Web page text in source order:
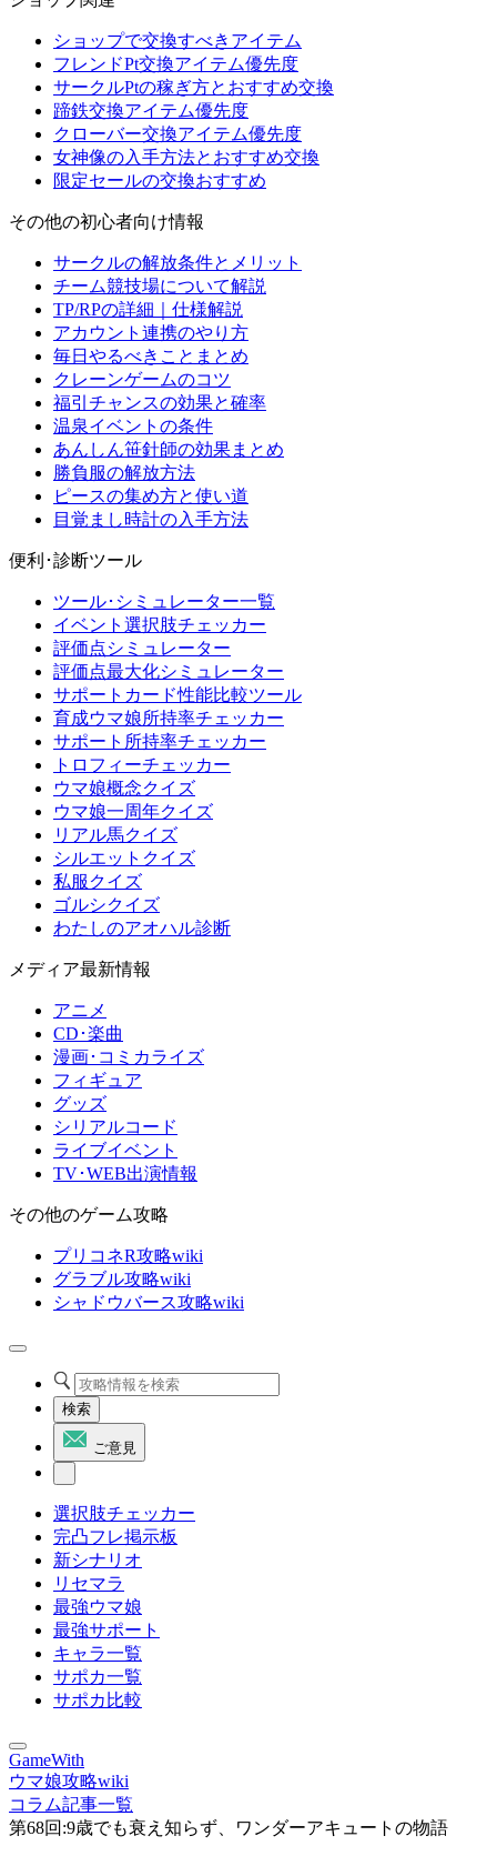
ショップで交換すべきアイテム
フレンドPt交換アイテム優先度
サークルPtの稼ぎ方とおすすめ交換
蹄鉄交換アイテム優先度
クローバー交換アイテム優先度
女神像の入手方法とおすすめ交換
限定セールの交換おすすめ
その他の初心者向け情報
サークルの解放条件とメリット
チーム競技場について解説
TP/RPの詳細｜仕様解説
アカウント連携のやり方
毎日やるべきことまとめ
クレーンゲームのコツ
福引チャンスの効果と確率
温泉イベントの条件
あんしん笹針師の効果まとめ
勝負服の解放方法
ピースの集め方と使い道
目覚まし時計の入手方法
便利･診断ツール
ツール･シミュレーター一覧
イベント選択肢チェッカー
評価点シミュレーター
評価点最大化シミュレーター
サポートカード性能比較ツール
育成ウマ娘所持率チェッカー
サポート所持率チェッカー
トロフィーチェッカー
ウマ娘概念クイズ
ウマ娘一周年クイズ
リアル馬クイズ
シルエットクイズ
私服クイズ
ゴルシクイズ
わたしのアオハル診断
メディア最新情報
アニメ
CD･楽曲
漫画･コミカライズ
フィギュア
グッズ
シリアルコード
ライブイベント
TV･WEB出演情報
その他のゲーム攻略
プリコネR攻略wiki
グラブル攻略wiki
シャドウバース攻略wiki
検索
ご意見
選択肢チェッカー
完凸フレ掲示板
新シナリオ
リセマラ
最強ウマ娘
最強サポート
キャラ一覧
サポカ一覧
サポカ比較
GameWith
ウマ娘攻略wiki
コラム記事一覧
第68回:9歳でも衰え知らず、ワンダーアキュートの物語